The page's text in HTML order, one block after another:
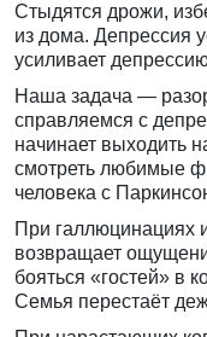
Стыдятся дрожи,
из дома. Депрессия
усиливает
Наша задача —
справляемся с
начинает выходить
смотреть любимые
человека с
При галлюцинациях
возвращает
бояться «гостей» в
Семья перестаёт